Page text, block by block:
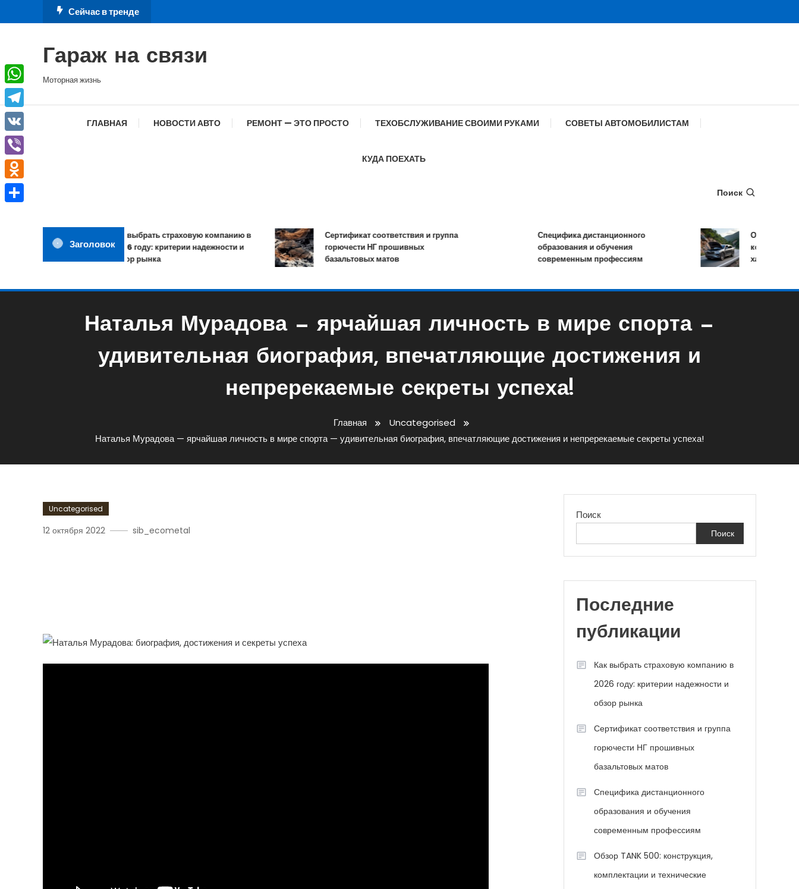
к
Сейчас в тренде
Гараж на связи
Моторная жизнь
ГЛАВНАЯ НОВОСТИ АВТО РЕМОНТ — ЭТО ПРОСТО ТЕХОБСЛУЖИВАНИЕ СВОИМИ РУКАМИ СОВЕТЫ АВТОМОБИЛИСТАМ
КУДА ПОЕХАТЬ
Поиск
Заголовок
Как выбрать страховую компанию в
2026 году: критерии надежности и
обзор рынка
Сертификат соответствия и группа
горючести НГ прошивных
базальтовых матов
Специфика дистанционного
образования и обучения
современным профессиям
Обзор TANK
комплектации и
характеристики
Наталья Мурадова — ярчайшая личность в мире спорта —
удивительная биография, впечатляющие достижения и
непререкаемые секреты успеха!
Главная
Uncategorised
Наталья Мурадова — ярчайшая личность в мире спорта — удивительная биография, впечатляющие достижения и непререкаемые секреты успеха!
Uncategorised
12 октября 2022 sib_ecometal
Поиск
Поиск
Последние
публикации
Как выбрать страховую компанию в
2026 году: критерии надежности и
обзор рынка
Сертификат соответствия и группа
горючести НГ прошивных
базальтовых матов
Специфика дистанционного
образования и обучения
современным профессиям
Обзор TANK 500: конструкция,
комплектации и технические
WhatsApp
Telegram
VK
Viber
Odnoklassniki